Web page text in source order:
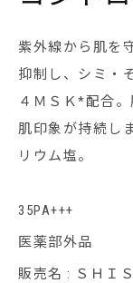
紫外線から肌を
抑制し、シミ・
４ＭＳＫ*配合
肌印象が持続
リウム塩。
35PA+++
医薬部外品
販売名 : ＳＨＩ